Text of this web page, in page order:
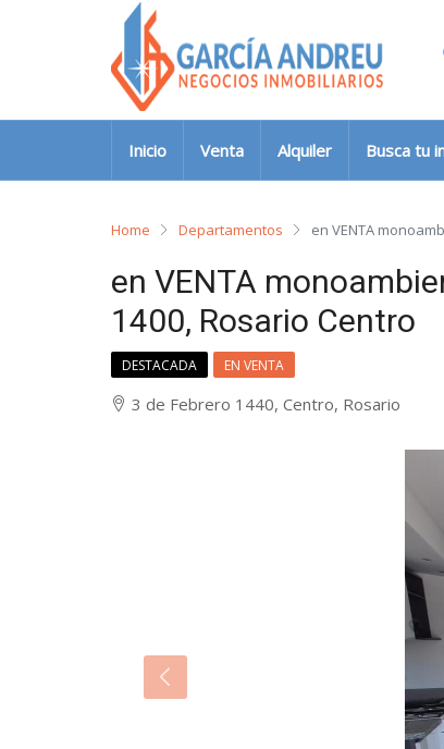
Inicio Venta Alquiler Busca tu
Home Departamentos en VENTA
en VENTA
1400, Rosario Centro
DESTACADA EN VENTA
3 de Febrero 1440, Centro, Rosario